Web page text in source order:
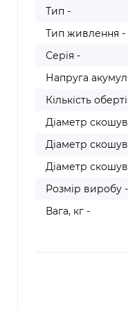
Тип -
Тип живлення -
Серія -
Напруга
Кількість
Діаметр
Діаметр
Діаметр
Розмір виробу -
Вага, кг -